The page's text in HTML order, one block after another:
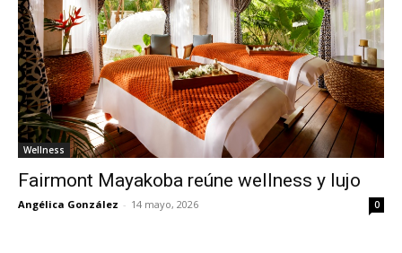
Wellness
Fairmont Mayakoba reúne wellness y lujo
Angélica González - 14 mayo, 2026 0